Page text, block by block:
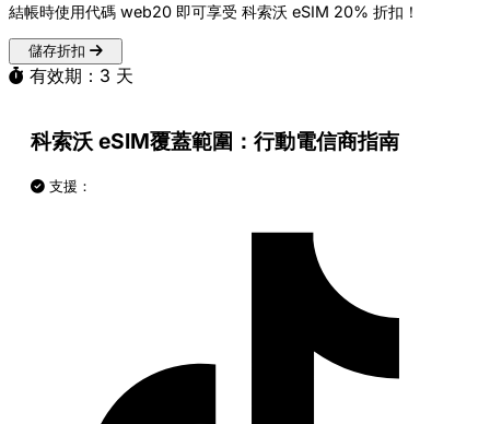
結帳時使用代碼 web20 即可享受 科索沃 eSIM 20% 折扣 ！
儲存折扣
有效期：3 天
科索沃 eSIM覆蓋範圍：行動電信商指南
支援：